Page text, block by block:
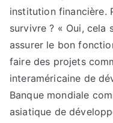
institution financière.
survivre ? « Oui, cela
assurer le bon
faire des projets
interaméricaine de
Banque mondiale
asiatique de